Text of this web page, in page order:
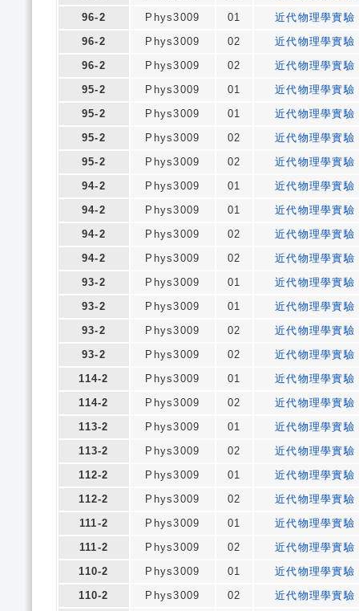
96-2
Phys3009 01
近代物理學實驗
96-2
Phys3009 02
近代物理學實驗
96-2
Phys3009 02
近代物理學實驗
95-2
Phys3009 01
近代物理學實驗
95-2
Phys3009 01
近代物理學實驗
95-2
Phys3009 02
近代物理學實驗
95-2
Phys3009 02
近代物理學實驗
94-2
Phys3009 01
近代物理學實驗
94-2
Phys3009 01
近代物理學實驗
94-2
Phys3009 02
近代物理學實驗
94-2
Phys3009 02
近代物理學實驗
93-2
Phys3009 01
近代物理學實驗
93-2
Phys3009 01
近代物理學實驗
93-2
Phys3009 02
近代物理學實驗
93-2
Phys3009 02
近代物理學實驗
114-2
Phys3009 01
近代物理學實驗
114-2
Phys3009 02
近代物理學實驗
113-2
Phys3009 01
近代物理學實驗
113-2
Phys3009 02
近代物理學實驗
112-2
Phys3009 01
近代物理學實驗
112-2
Phys3009 02
近代物理學實驗
111-2
Phys3009 01
近代物理學實驗
111-2
Phys3009 02
近代物理學實驗
110-2
Phys3009 01
近代物理學實驗
110-2
Phys3009 02
近代物理學實驗